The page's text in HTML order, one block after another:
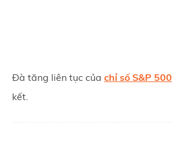
Đà tăng liên tục của chỉ số S&P 500
kết.